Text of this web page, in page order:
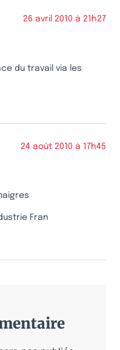
26 avril 2010 à 21h27
du travail via les
24 août 2010 à 17h45
Fran